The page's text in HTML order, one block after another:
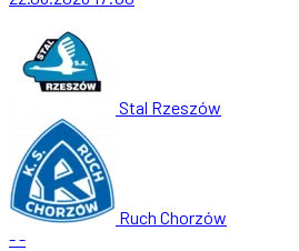
Stal Rzeszów
Ruch Chorzów
--